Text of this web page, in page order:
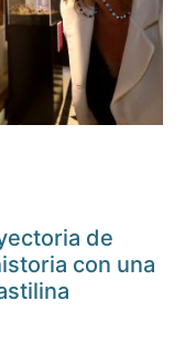
de
con una